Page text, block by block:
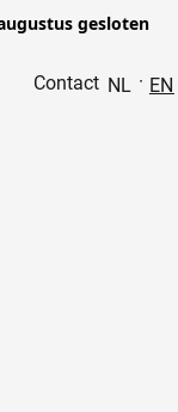
gesloten
Contact NL EN